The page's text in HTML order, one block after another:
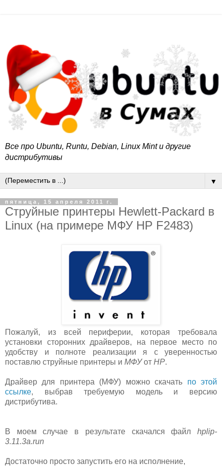
Все про Ubuntu, Runtu, Debian, Linux Mint и другие
дистрибутивы
▼
пятница, 15 апреля 2011 г.
Струйные принтеры Hewlett-Packard в
Linux (на примере МФУ HP F2483)
Пожалуй, из всей периферии, которая требовала
установки сторонних драйверов, на первое место по
удобству и полноте реализации я с уверенностью
поставлю струйные принтеры и МФУот HP.
Драйвер для принтера (МФУ) можно скачать по этой
ссылке, выбрав требуемую модель и версию
дистрибутива.
В моем случае в результате скачался файл hplip-
3.11.3a.run
Достаточно просто запустить его на исполнение,